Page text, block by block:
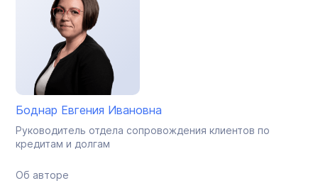
Боднар Евгения Ивановна
Руководитель отдела сопровождения клиентов по
кредитам и долгам
Об авторе